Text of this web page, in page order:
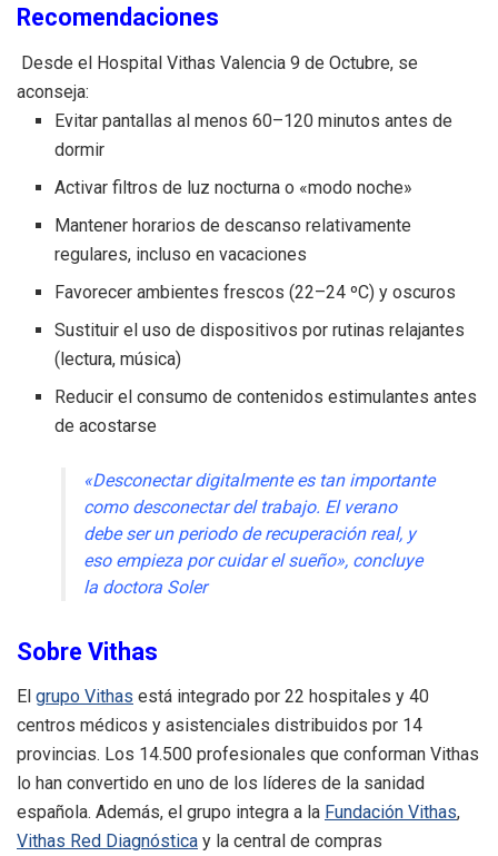
Recomendaciones
Desde el Hospital Vithas Valencia 9 de Octubre, se
aconseja:
Evitar pantallas al menos 60–120 minutos antes de
dormir
Activar filtros de luz nocturna o «modo noche»
Mantener horarios de descanso relativamente
regulares, incluso en vacaciones
Favorecer ambientes frescos (22–24 ºC) y oscuros
Sustituir el uso de dispositivos por rutinas relajantes
(lectura, música)
Reducir el consumo de contenidos estimulantes antes
de acostarse
«Desconectar digitalmente es tan importante
como desconectar del trabajo. El verano
debe ser un periodo de recuperación real, y
eso empieza por cuidar el sueño», concluye
la doctora Soler
Sobre Vithas
El grupo Vithas está integrado por 22 hospitales y 40
centros médicos y asistenciales distribuidos por 14
provincias. Los 14.500 profesionales que conforman Vithas
lo han convertido en uno de los líderes de la sanidad
española. Además, el grupo integra a la Fundación Vithas,
Vithas Red Diagnóstica y la central de compras